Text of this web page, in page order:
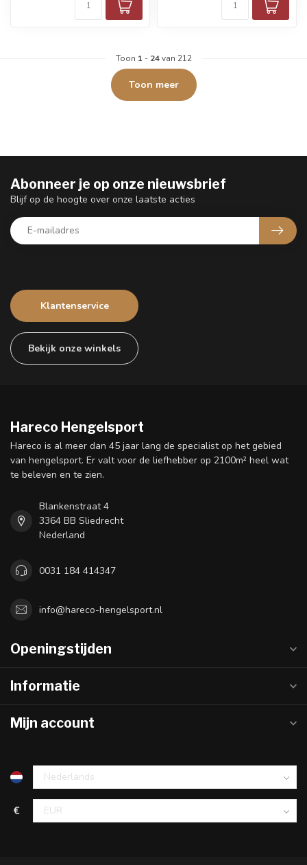
Toon 1- 24van 212
Toon meer
Klantenservice
Bekijk onze winkels
Abonneer je op onze nieuwsbrief
Blijf op de hoogte over onze laatste acties
Hareco Hengelsport
Hareco is al meer dan 45 jaar lang de specialist op het gebied
van hengelsport. Er valt voor de liefhebber op 2100m² heel wat
te beleven en te zien.
Blankenstraat 4
3364 BB Sliedrecht
Nederland
0031 184 414347
info@hareco-hengelsport.nl
Openingstijden
Informatie
Mijn account
€